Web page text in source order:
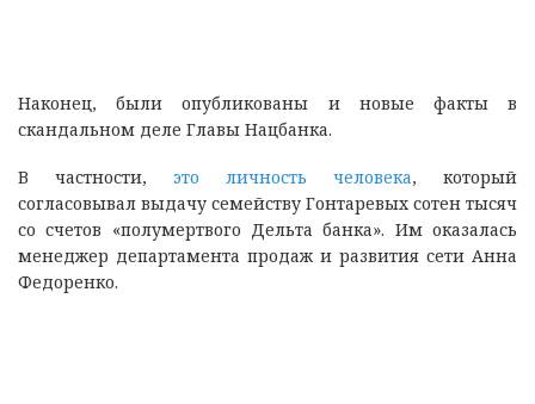
Наконец, были опубликованы и новые факты в
скандальном деле Главы Нацбанка.
В частности, это личность человека, который
согласовывал выдачу семейству Гонтаревых сотен тысяч
со счетов «полумертвого Дельта банка». Им оказалась
менеджер департамента продаж и развития сети Анна
Федоренко.